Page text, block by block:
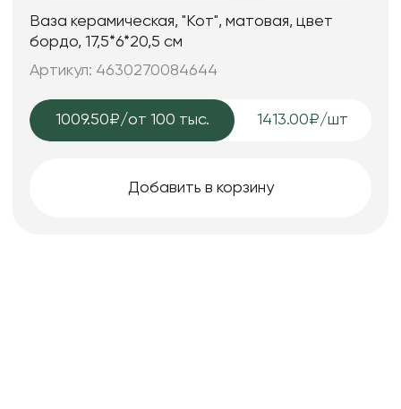
Ваза керамическая, "Кот", матовая, цвет
бордо, 17,5*6*20,5 см
Артикул: 4630270084644
1009.50₽/от 100 тыс. 1413.00₽/шт
Добавить в корзину